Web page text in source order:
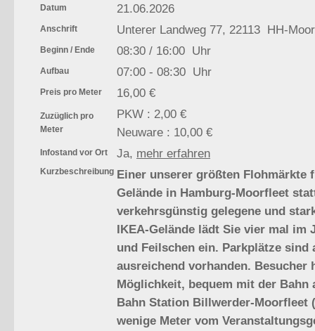
Datum 21.06.2026
Anschrift Unterer Landweg 77, 22113 HH-
Beginn / Ende 08:30 / 16:00 Uhr
Aufbau 07:00 - 08:30 Uhr
Preis pro Meter 16,00 €
Zuzüglich pro
Meter
PKW : 2,00 €
Neuware : 10,00 €
Infostand vor Ort Ja, mehr erfahren
Kurzbeschreibung Einer unserer größten Flohmärkte
Gelände in Hamburg-Moorfleet
verkehrsgünstig gelegene und
IKEA-Gelände lädt Sie vier mal im
und Feilschen ein. Parkplätze sind
ausreichend vorhanden. Besucher
Möglichkeit, bequem mit der Bahn
Bahn Station Billwerder-Moorfleet
wenige Meter vom